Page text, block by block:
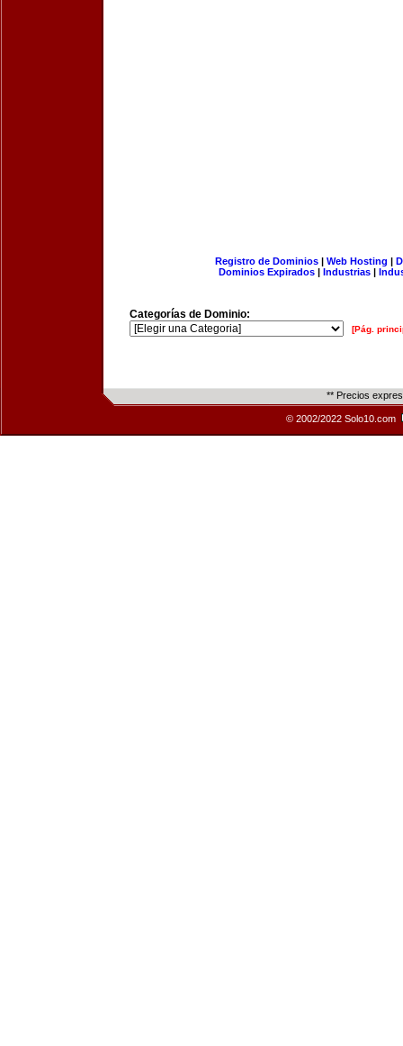
Registro de Dominios| Web Hosting |
Dominios Expirados | Industrias |
Categorías de Dominio:
[Pág.
** Precios
© 2002/2022 Solo10.com